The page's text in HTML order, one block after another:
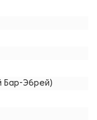
Бар-Эбрей)